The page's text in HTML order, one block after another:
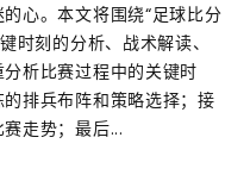
心。本文将围绕“足球比分
时刻的分析、战术解读、
析比赛过程中的关键时
排兵布阵和策略选择；接
走势；最后...